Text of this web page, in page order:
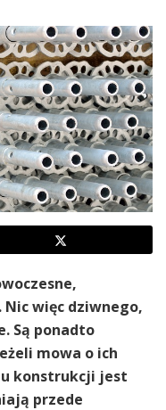
więc dziwnego,
Są ponadto
mowa o ich
konstrukcji jest
przede